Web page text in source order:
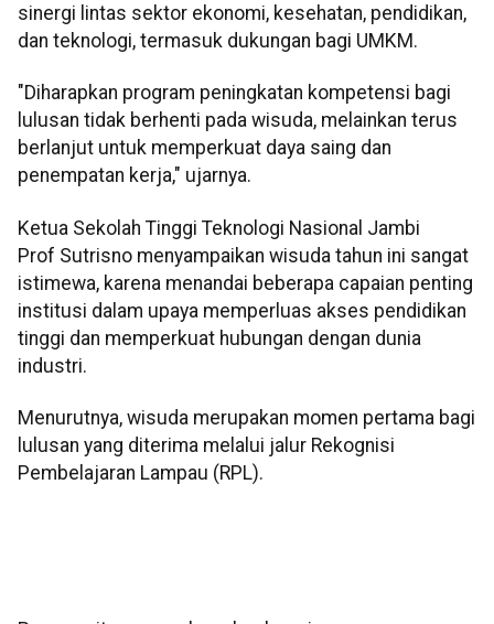
sinergi lintas sektor ekonomi, kesehatan, pendidikan,
dan teknologi, termasuk dukungan bagi UMKM.
"Diharapkan program peningkatan kompetensi bagi
lulusan tidak berhenti pada wisuda, melainkan terus
berlanjut untuk memperkuat daya saing dan
penempatan kerja," ujarnya.
Ketua Sekolah Tinggi Teknologi Nasional Jambi
Prof Sutrisno menyampaikan wisuda tahun ini sangat
istimewa, karena menandai beberapa capaian penting
institusi dalam upaya memperluas akses pendidikan
tinggi dan memperkuat hubungan dengan dunia
industri.
Menurutnya, wisuda merupakan momen pertama bagi
lulusan yang diterima melalui jalur Rekognisi
Pembelajaran Lampau (RPL).